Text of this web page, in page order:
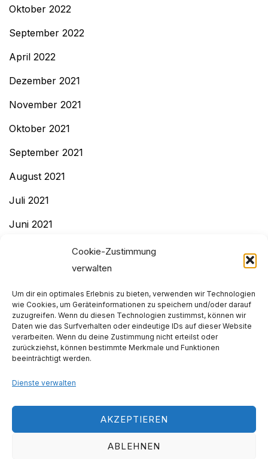
Cookie-Zustimmung
verwalten
Um dir ein optimales Erlebnis zu bieten, verwenden wir Technologien
wie Cookies, um Geräteinformationen zu speichern und/oder darauf
zuzugreifen. Wenn du diesen Technologien zustimmst, können wir
Daten wie das Surfverhalten oder eindeutige IDs auf dieser Website
verarbeiten. Wenn du deine Zustimmung nicht erteilst oder
zurückziehst, können bestimmte Merkmale und Funktionen
beeinträchtigt werden.
Dienste verwalten
AKZEPTIEREN
ABLEHNEN
Oktober 2022
September 2022
April 2022
Dezember 2021
November 2021
Oktober 2021
September 2021
August 2021
Juli 2021
Juni 2021
Dezember 2020
November 2020
Dezember 2019
Impressum & Datenschutz